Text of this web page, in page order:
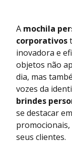
A mochila
corporativos
inovadora e
objetos não
dia, mas
vozes da
brindes
se destacar
seus clientes.